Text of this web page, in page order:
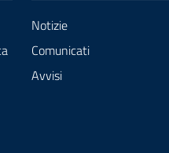
Notizie
Comunicati
Avvisi